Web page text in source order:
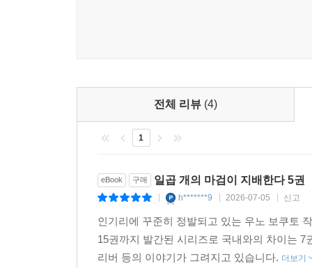
전체 리뷰 (4)
1
eBook 구매 일곱 개의 마검이 지배한다 5권
h*******9 2026-07-05 신고
인기리에 꾸준히 정발되고 있는 우노 보쿠토
15권까지 발간된 시리즈로 국내와의 차이는
리버 등의 이야기가 그려지고 있습니다. 더보기